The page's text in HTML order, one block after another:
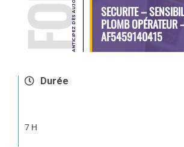
SECURITE –
PLOMB OPÉRATEUR
AF5459140415
Durée
7 H